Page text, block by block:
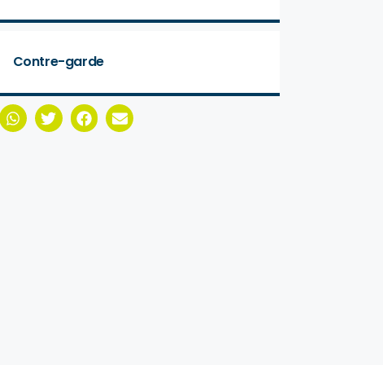
Contre-garde